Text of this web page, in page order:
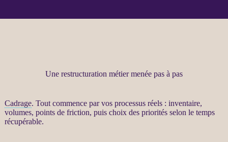
Une restructuration métier menée pas à pas
Cadrage. Tout commence par vos processusréels : inventaire,
volumes, points de friction, puis choix des priorités selon le temps
récupérable.